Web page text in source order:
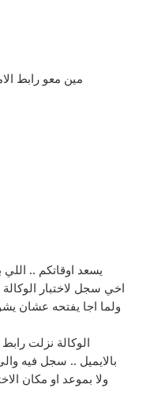
مين معو رابط
يسعد اوقاتكم ..
اخي سجل لاختبار
ولما اجا يفتحه عشان
الوكالة نزلت
بالايميل .. سجل فيه
ولا بموعد او مكان